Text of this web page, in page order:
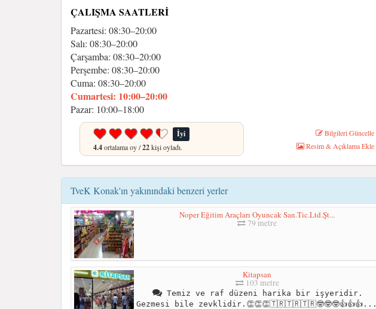
ÇALIŞMA SAATLERI
Pazartesi: 08:30–20:00
Salı: 08:30–20:00
Çarşamba: 08:30–20:00
Perşembe: 08:30–20:00
Cuma: 08:30–20:00
Cumartesi: 10:00–20:00
Pazar: 10:00–18:00
İyi
4.4ortalama oy /22kişi oyladı.
Bilgileri Güncelle
Resim & Açıklama Ekle
TveK Konak'ın yakınındaki benzeri yerler
Noper Eğitim Araçları Oyuncak San.Tic.Ltd.Şt...
79 metre
Kitapsan
103 metre
Temiz ve raf düzeni harika bir işyeridir.
Gezmesi bile zevklidir.👏👏👏🇹🇷🇹🇷🇹🇷🤓🤓🤓👍👍👍...